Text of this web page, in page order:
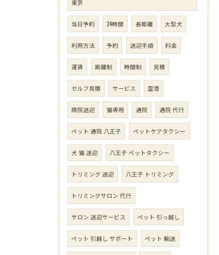
東京
当日予約 24時間 長距離 大型犬
利用方法 予約 送迎手順 料金
運賃 距離制 時間制 見積
セルフ見積 サービス 空港
病院送迎 猫専用 通院 通院 代行
ペット 通院 八王子 ペットケアタクシー
犬 猫 送迎 八王子 ペットタクシー
トリミング 送迎 八王子 トリミング
トリミングサロン 代行
サロン 送迎サービス ペット 引っ越し
ペット 引越し サポート ペット 輸送